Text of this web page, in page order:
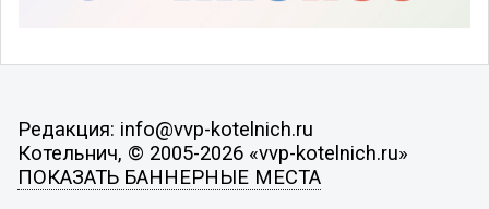
Редакция: info@vvp-kotelnich.ru
Котельнич, © 2005-2026 «vvp-kotelnich.ru»
ПОКАЗАТЬ БАННЕРНЫЕ МЕСТА